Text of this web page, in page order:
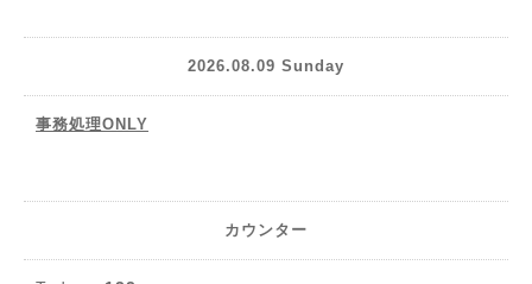
2026.08.09 Sunday
事務処理ONLY
カウンター